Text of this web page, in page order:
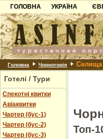
ГОЛОВНА
УКРАЇНА
Карпати
Азов
Причорноморря
Шацьк
Головна Чорногорія Селища
Готелі / Тури
Спекотні квитки
Авіаквитки
Чартер (бус-1)
Чартер (бус-2)
Чартер (бус-3)
Топ-